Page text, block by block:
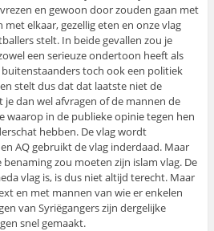
en gewoon door zouden gaan met
met elkaar, gezellig eten en onze vlag
stelt. In beide gevallen zou je
een serieuze ondertoon heeft als
toch ook een politiek
stelt dus dat dat laatste niet de
je dan wel afvragen of de mannen de
waarop in de publieke opinie tegen hen
hebben. De vlag wordt
AQ gebruikt de vlag inderdaad. Maar
zou moeten zijn islam vlag. De
vlag is, is dus niet altijd terecht. Maar
en met mannen van wie er enkelen
van Syriëgangers zijn dergelijke
snel gemaakt.